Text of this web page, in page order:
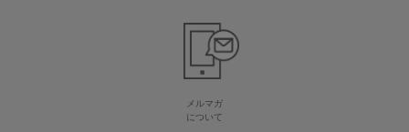
メルマガ
について